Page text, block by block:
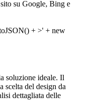
su Google, Bing e
soluzione ideale. Il
scelta del design da
dettagliata delle